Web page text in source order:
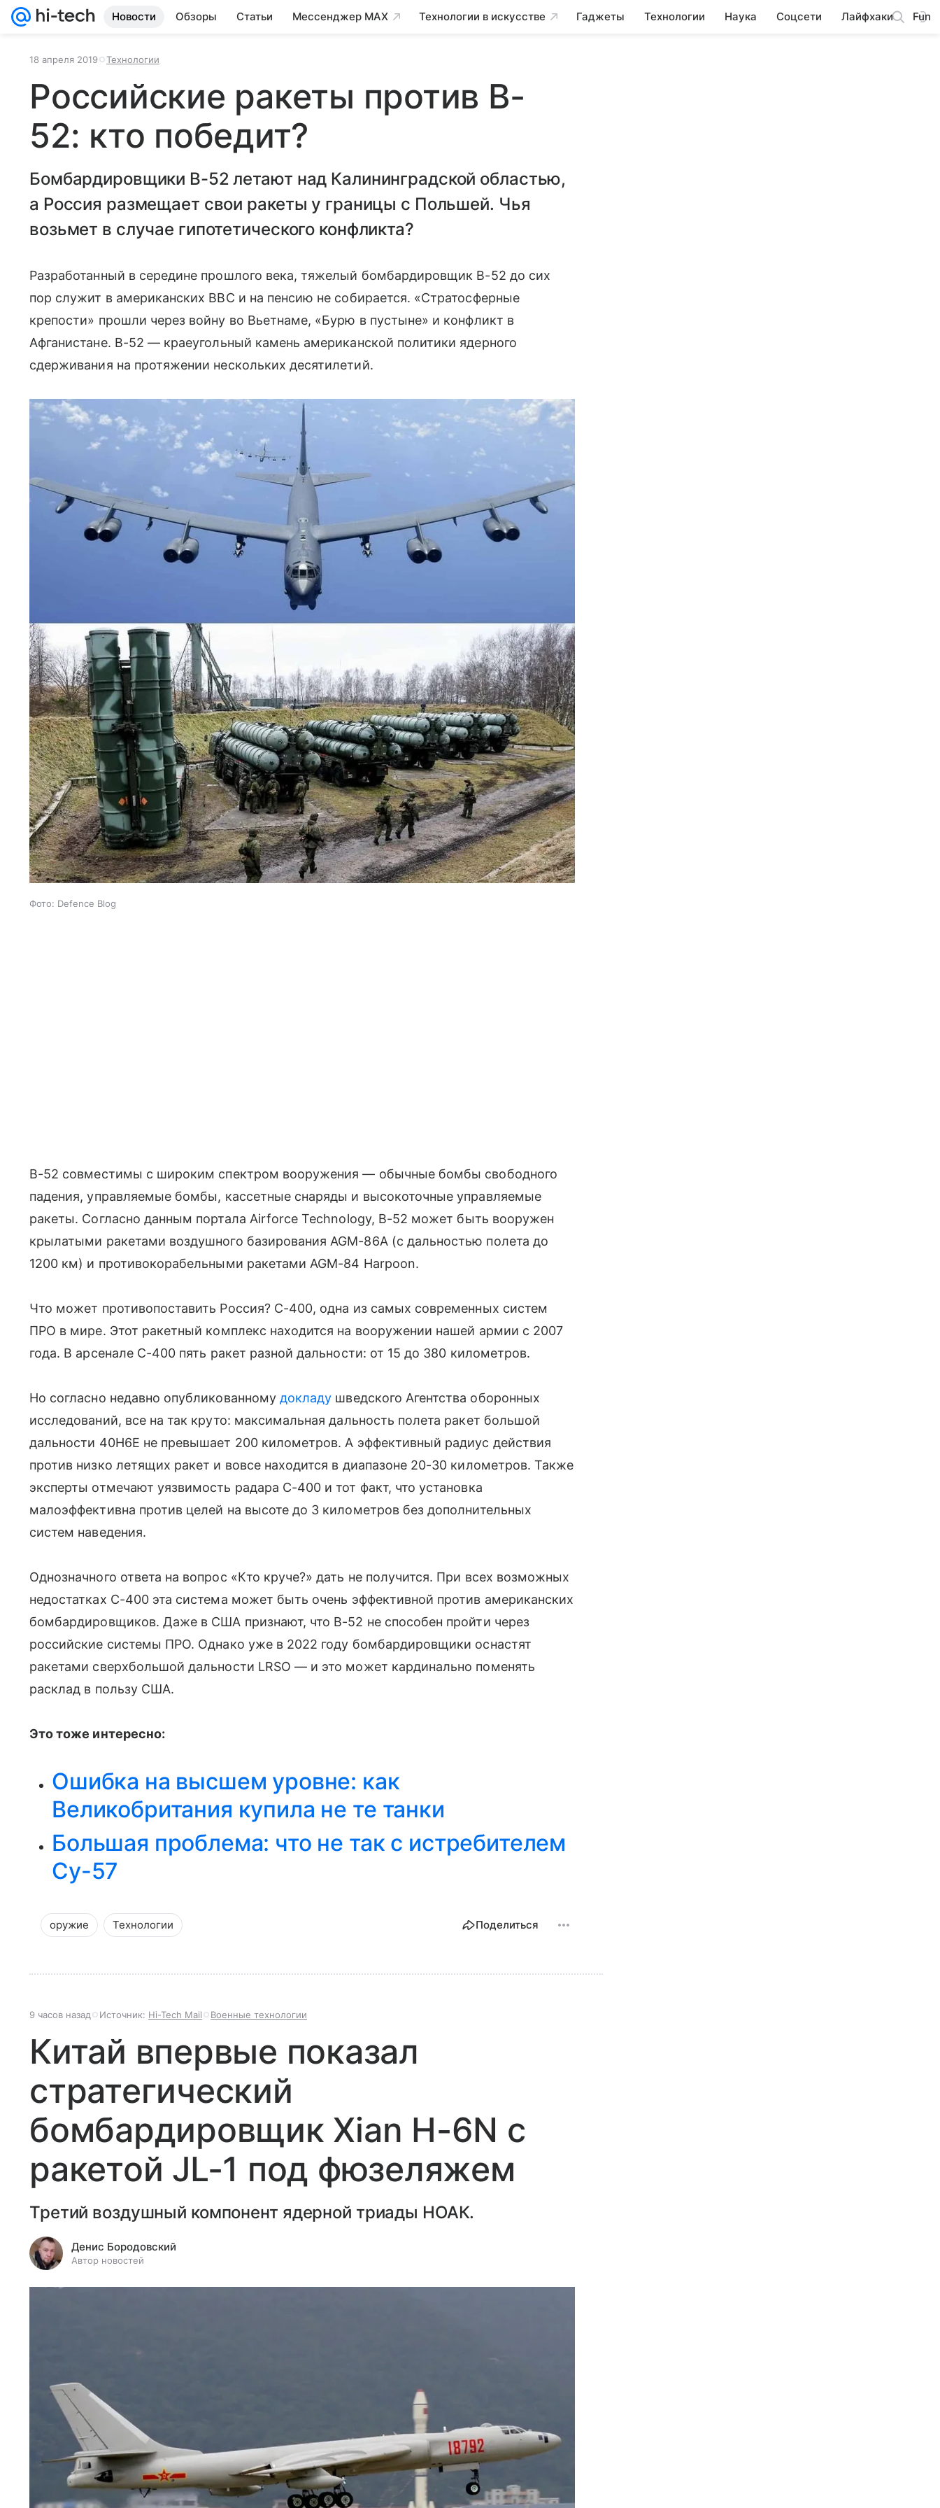
Новости Обзоры Статьи Мессенджер MAX Технологии в искусстве Гаджеты Технологии Наука Соцсети Лайфхаки Fun
18 апреля 2019 Технологии
Российские ракеты против B-
52: кто победит?
Бомбардировщики B-52 летают над Калининградской областью,
а Россия размещает свои ракеты у границы с Польшей. Чья
возьмет в случае гипотетического конфликта?
Разработанный в середине прошлого века, тяжелый бомбардировщик B-52 до сих
пор служит в американских ВВС и на пенсию не собирается. «Стратосферные
крепости» прошли через войну во Вьетнаме, «Бурю в пустыне» и конфликт в
Афганистане. B-52 — краеугольный камень американской политики ядерного
сдерживания на протяжении нескольких десятилетий.
Фото: Defence Blog
B-52 совместимы с широким спектром вооружения — обычные бомбы свободного
падения, управляемые бомбы, кассетные снаряды и высокоточные управляемые
ракеты. Согласно данным портала Airforce Technology, B-52 может быть вооружен
крылатыми ракетами воздушного базирования AGM-86A (с дальностью полета до
1200 км) и противокорабельными ракетами AGM-84 Harpoon.
Что может противопоставить Россия? С-400, одна из самых современных систем
ПРО в мире. Этот ракетный комплекс находится на вооружении нашей армии с 2007
года. В арсенале С-400 пять ракет разной дальности: от 15 до 380 километров.
Но согласно недавно опубликованному докладу шведского Агентства оборонных
исследований, все на так круто: максимальная дальность полета ракет большой
дальности 40Н6Е не превышает 200 километров. А эффективный радиус действия
против низко летящих ракет и вовсе находится в диапазоне 20-30 километров. Также
эксперты отмечают уязвимость радара С-400 и тот факт, что установка
малоэффективна против целей на высоте до 3 километров без дополнительных
систем наведения.
Однозначного ответа на вопрос «Кто круче?» дать не получится. При всех возможных
недостатках С-400 эта система может быть очень эффективной против американских
бомбардировщиков. Даже в США признают, что B-52 не способен пройти через
российские системы ПРО. Однако уже в 2022 году бомбардировщики оснастят
ракетами сверхбольшой дальности LRSO — и это может кардинально поменять
расклад в пользу США.
Это тоже интересно:
Ошибка на высшем уровне: как
Великобритания купила не те танки
Большая проблема: что не так с истребителем
Су-57
оружие Технологии Поделиться
9 часов назад Источник: Hi-Tech Mail Военные технологии
Китай впервые показал
стратегический
бомбардировщик Xian H-6N с
ракетой JL-1 под фюзеляжем
Третий воздушный компонент ядерной триады НОАК.
Денис Бородовский
Автор новостей